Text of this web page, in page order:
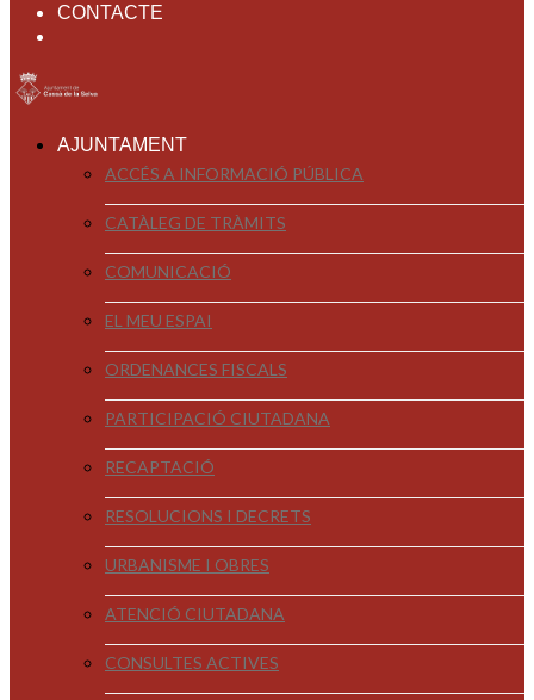
CONTACTE
AJUNTAMENT
ACCÉS A INFORMACIÓ PÚBLICA
CATÀLEG DE TRÀMITS
COMUNICACIÓ
EL MEU ESPAI
ORDENANCES FISCALS
PARTICIPACIÓ CIUTADANA
RECAPTACIÓ
RESOLUCIONS I DECRETS
URBANISME I OBRES
ATENCIÓ CIUTADANA
CONSULTES ACTIVES